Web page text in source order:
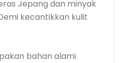
Jepang dan minyak
kecantikkan kulit
bahan alami